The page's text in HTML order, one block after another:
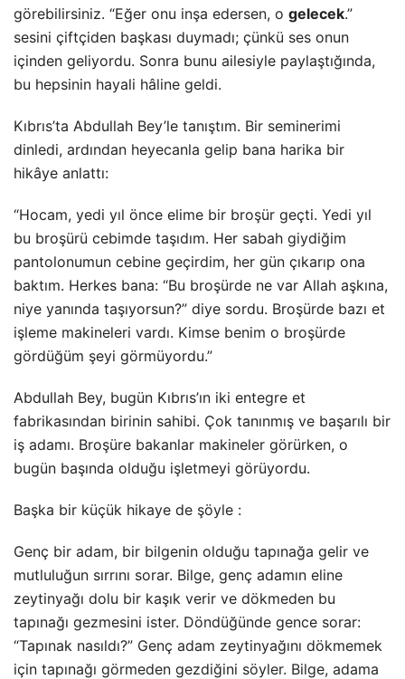
görebilirsiniz. “Eğer onu inşa edersen, o gelecek.”
sesini çiftçiden başkası duymadı; çünkü ses onun
içinden geliyordu. Sonra bunu ailesiyle paylaştığında,
bu hepsinin hayali hâline geldi.
Kıbrıs’ta Abdullah Bey’le tanıştım. Bir seminerimi
dinledi, ardından heyecanla gelip bana harika bir
hikâye anlattı:
“Hocam, yedi yıl önce elime bir broşür geçti. Yedi yıl
bu broşürü cebimde taşıdım. Her sabah giydiğim
pantolonumun cebine geçirdim, her gün çıkarıp ona
baktım. Herkes bana: “Bu broşürde ne var Allah aşkına,
niye yanında taşıyorsun?” diye sordu. Broşürde bazı et
işleme makineleri vardı. Kimse benim o broşürde
gördüğüm şeyi görmüyordu.”
Abdullah Bey, bugün Kıbrıs’ın iki entegre et
fabrikasından birinin sahibi. Çok tanınmış ve başarılı bir
iş adamı. Broşüre bakanlar makineler görürken, o
bugün başında olduğu işletmeyi görüyordu.
Başka bir küçük hikaye de şöyle :
Genç bir adam, bir bilgenin olduğu tapınağa gelir ve
mutluluğun sırrını sorar. Bilge, genç adamın eline
zeytinyağı dolu bir kaşık verir ve dökmeden bu
tapınağı gezmesini ister. Döndüğünde gence sorar:
“Tapınak nasıldı?” Genç adam zeytinyağını dökmemek
için tapınağı görmeden gezdiğini söyler. Bilge, adama